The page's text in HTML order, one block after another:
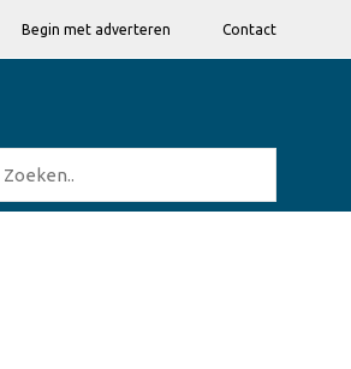
Begin met adverteren Contact